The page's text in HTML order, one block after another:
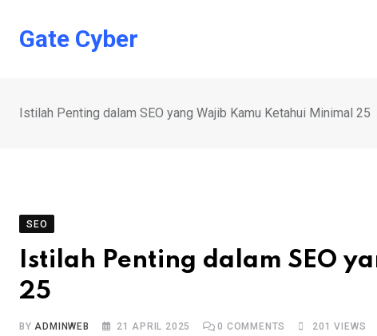
Gate Cyber
Istilah Penting dalam SEO yang Wajib Kamu Ketahui Minimal 25
SEO
Istilah Penting dalam SEO
25
BYADMINWEB 21 APRIL 2025 0 COMMENTS 201 VIEWS